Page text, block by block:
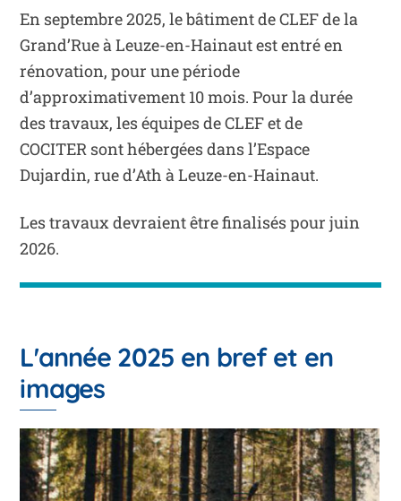
En septembre 2025, le bâtiment de CLEF de la
Grand’Rue à Leuze-en-Hainaut est entré en
rénovation, pour une période
d’approximativement 10 mois. Pour la durée
des travaux, les équipes de CLEF et de
COCITER sont hébergées dans l’Espace
Dujardin, rue d’Ath à Leuze-en-Hainaut.
Les travaux devraient être finalisés pour juin
2026.
L'année 2025 en bref et en
images